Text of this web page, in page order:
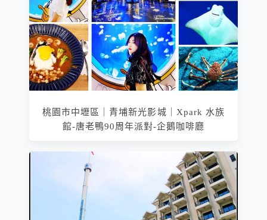
桃園市中壢區｜青埔新光影城｜Xpark 水族
館-唐老鴨90周年派對-企鵝咖啡廳